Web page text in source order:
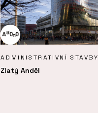
ADMINISTRATIVNÍ STAVBY
Zlatý Anděl